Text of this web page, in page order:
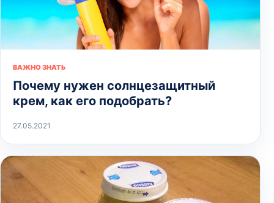
ВАЖНО ЗНАТЬ
Почему нужен солнцезащитный
крем, как его подобрать?
27.05.2021